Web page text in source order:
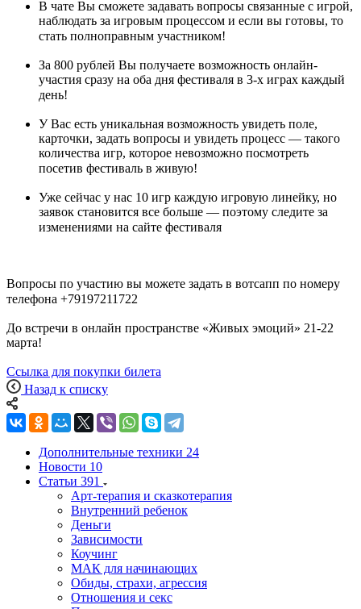
В чате Вы сможете задавать вопросы связанные с игрой,
наблюдать за игровым процессом и если вы готовы, то
стать полноправным участником! ⠀
За 800 рублей Вы получаете возможность онлайн-
участия сразу на оба дня фестиваля в 3-х играх каждый
день! ⠀
У Вас есть уникальная возможность увидеть поле,
карточки, задать вопросы и увидеть процесс — такого
количества игр, которое невозможно посмотреть
посетив фестиваль в живую! ⠀
Уже сейчас у нас 10 игр каждую игровую линейку, но
заявок становится все больше — поэтому следите за
изменениями на сайте фестиваля ⠀ ⠀
Вопросы по участию вы можете задать в вотсапп по номеру
телефона +79197211722 ⠀
До встречи в онлайн пространстве «Живых эмоций» 21-22
марта!
Ссылка для покупки билета
Назад к списку
Дополнительные техники 24
Новости 10
Статьи 391
Арт-терапия и сказкотерапия
Внутренний ребенок
Деньги
Зависимости
Коучинг
МАК для начинающих
Обиды, страхи, агрессия
Отношения и секс